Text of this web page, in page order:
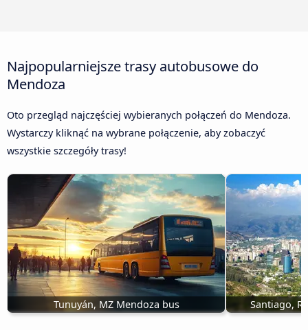
Najpopularniejsze trasy autobusowe do
Mendoza
Oto przegląd najczęściej wybieranych połączeń do Mendoza.
Wystarczy kliknąć na wybrane połączenie, aby zobaczyć
wszystkie szczegóły trasy!
Tunuyán, MZ Mendoza bus Santiago,